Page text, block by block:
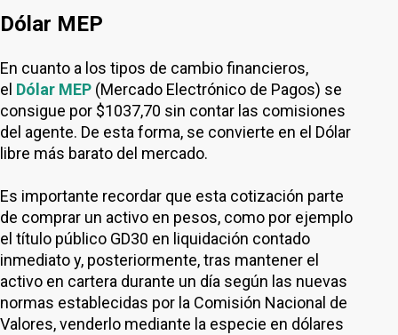
Dólar MEP
En cuanto a los tipos de cambio financieros,
el Dólar MEP (Mercado Electrónico de Pagos) se
consigue por $1037,70 sin contar las comisiones
del agente. De esta forma, se convierte en el Dólar
libre más barato del mercado.
Es importante recordar que esta cotización parte
de comprar un activo en pesos, como por ejemplo
el título público GD30 en liquidación contado
inmediato y, posteriormente, tras mantener el
activo en cartera durante un día según las nuevas
normas establecidas por la Comisión Nacional de
Valores, venderlo mediante la especie en dólares